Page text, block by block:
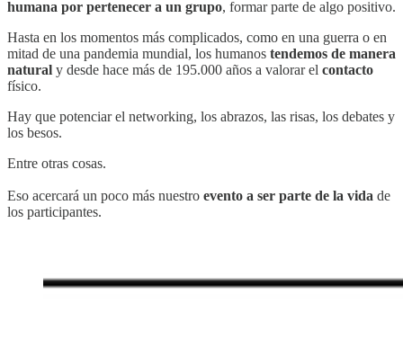
humana por pertenecer a un grupo, formar parte de algo positivo.
Hasta en los momentos más complicados, como en una guerra o en
mitad de una pandemia mundial, los humanos tendemos de manera
natural y desde hace más de 195.000 años a valorar el contacto
físico.
Hay que potenciar el networking, los abrazos, las risas, los debates y
los besos.
Entre otras cosas.
Eso acercará un poco más nuestro evento a ser parte de la vida de
los participantes.